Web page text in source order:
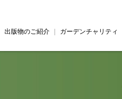
出版物のご紹介 ガーデンチャリティ